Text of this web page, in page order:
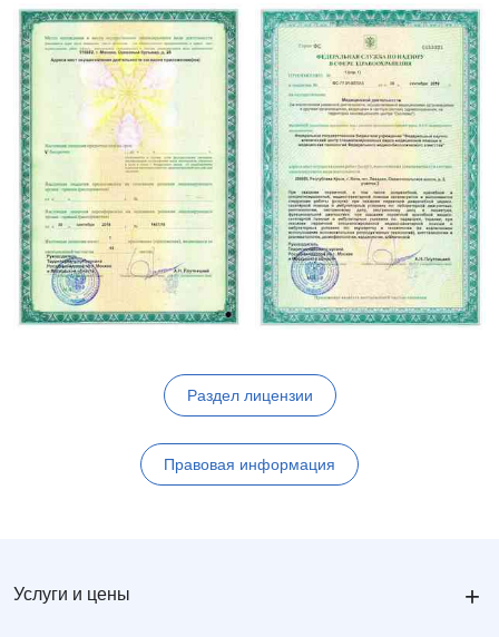
Раздел лицензии
Правовая информация
Услуги и цены +